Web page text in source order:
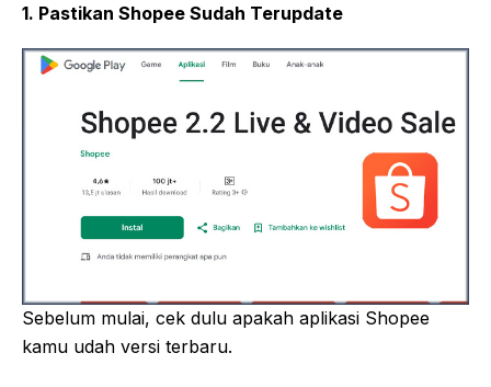
1. Pastikan Shopee Sudah Terupdate
Sebelum mulai, cek dulu apakah aplikasi Shopee
kamu udah versi terbaru.